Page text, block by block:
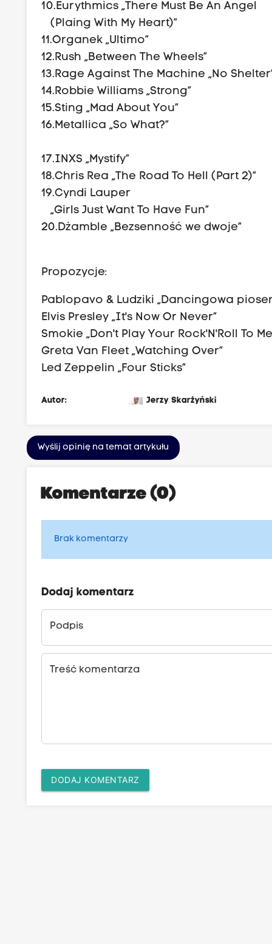
10.Eurythmics „There Must Be An Angel
(Plaing With My Heart)”
11.Organek „Ultimo”
12.Rush „Between The Wheels”
13.Rage Against The Machine „No
14.Robbie Williams „Strong”
15.Sting „Mad About You”
17.INXS „Mystify”
18.Chris Rea „The Road To Hell (Part 2)”
19.Cyndi Lauper
„Girls Just Want To Have Fun”
20.Dżamble „Bezsenność we dwoje”
Propozycje:
Pablopavo & Ludziki „Dancingowa
Elvis Presley „It's Now Or Never”
Smokie „Don't Play Your Rock'N'Roll To
Greta Van Fleet „Watching Over”
Led Zeppelin „Four Sticks”
Autor: Jerzy Skarżyński
Wyślij opinię na temat artykułu
Komentarze (0)
Brak komentarzy
Dodaj komentarz
Podpis
Treść komentarza
DODAJ KOMENTARZ